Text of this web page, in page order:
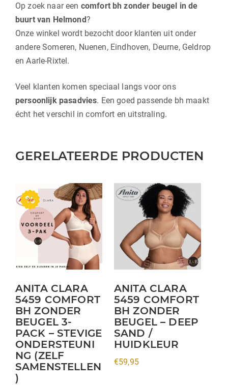
Op zoek naar een comfort bh zonder beugel in de
buurt van Helmond?
Onze winkel wordt bezocht door klanten uit onder
andereSomeren, Nuenen, Eindhoven, Deurne, Geldrop
enAarle-Rixtel.
Veel klanten komen speciaal langs voor ons
persoonlijk pasadvies. Een goed passende bh maakt
écht het verschil in comfort en uitstraling.
GERELATEERDE PRODUCTEN
ANITA CLARA
5459 COMFORT
BH ZONDER
BEUGEL 3-
PACK – STEVIGE
ONDERSTEUNI
NG (ZELF
SAMENSTELLEN
)
ANITA CLARA
5459 COMFORT
BH ZONDER
BEUGEL – DEEP
SAND /
HUIDKLEUR
€59,95
Dit
product
meerdere
variaties.
Deze
optie
kan
gekozen
worden
op
de